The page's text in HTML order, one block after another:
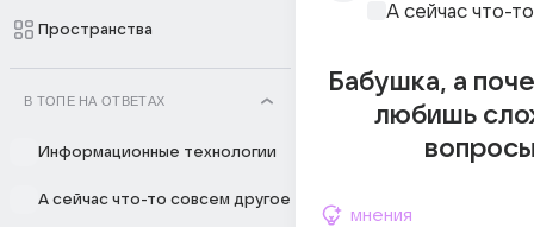
Пространства
В ТОПЕ НА ОТВЕТАХ
Информационные технологии
А сейчас что-то совсем другое
А сейчас что-
Бабушка, а
любишь
мнения